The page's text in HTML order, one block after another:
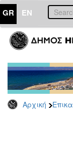
GR EN
Αρχική
ΕΠΙΚΑΙΡΟΤΗΤΑ
Τύπου
Αρχείο
2026
2025